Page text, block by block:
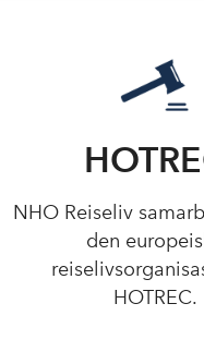
NHO Reiseliv
den
HOTREC.